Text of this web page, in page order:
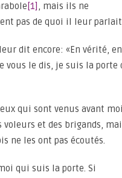
[1] , mais ils ne
pas de quoi il leur
dit encore: «En vérité, en
vous le dis, je suis la porte
qui sont venus avant moi
voleurs et des brigands,
ne les ont pas écoutés.
qui suis la porte. Si